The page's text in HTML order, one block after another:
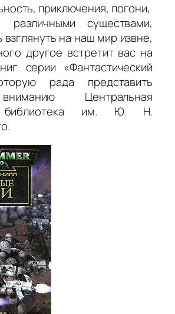
приключения, погони,
существами,
на наш мир извне,
другое встретит вас на
серии «Фантастический
рада представить
Центральная
библиотека им. Ю. Н.